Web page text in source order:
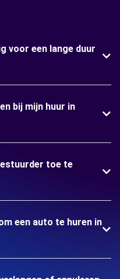
voor een lange duur
bij mijn huur in
toe te
een auto te huren in